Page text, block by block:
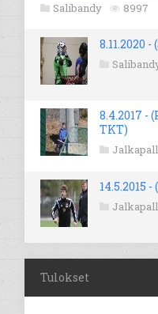
Salibandy 8997
8.11.2020
8.4.2017 -
TKT)
14.5.2015
Tulokset